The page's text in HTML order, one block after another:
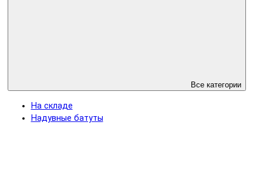
Все категории
На складе
Надувные батуты